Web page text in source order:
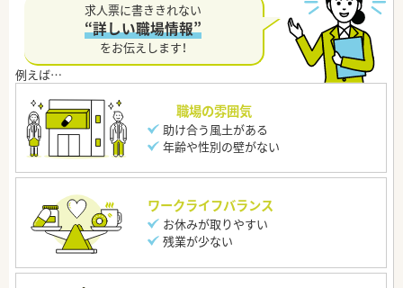
求人票に書ききれない
“詳しい職場情報”
をお伝えします！
職場の雰囲気
助け合う風土がある
年齢や性別の壁がない
ワークライフバランス
お休みが取りやすい
残業が少ない